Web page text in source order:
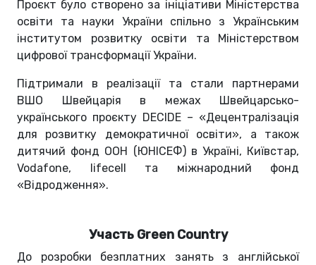
Проєкт було створено за ініціативи Міністерства
освіти та науки України спільно з Українським
інститутом розвитку освіти та Міністерством
цифрової трансформації України.
Підтримали в реалізації та стали партнерами
ВШО Швейцарія в межах Швейцарсько-
українського проєкту DECIDE – «Децентралізація
для розвитку демократичної освіти», а також
дитячий фонд ООН (ЮНІСЕФ) в Україні, Київстар,
Vodafone, lifecell та міжнародний фонд
«Відродження».
Участь Green Country
До розробки безплатних занять з англійської